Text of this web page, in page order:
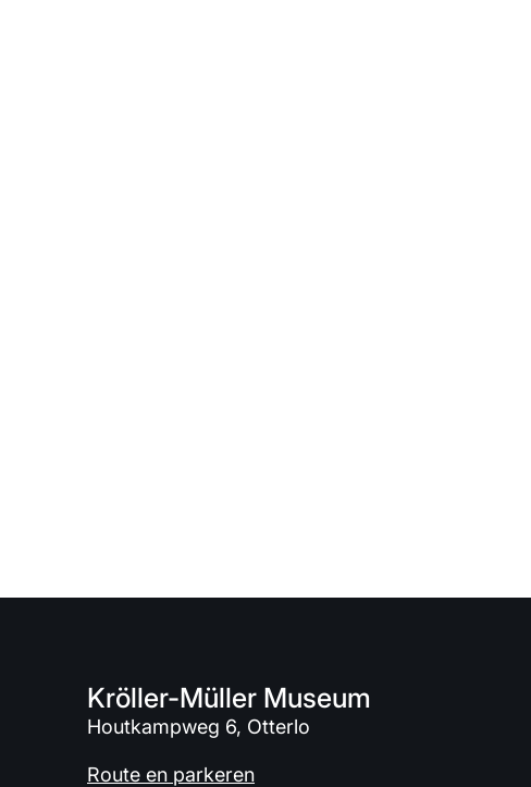
Kröller-Müller Museum
Houtkampweg 6, Otterlo
Route en parkeren